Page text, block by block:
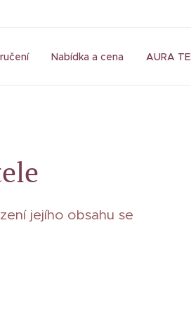
Nabídka a cena AURA
jejího obsahu se